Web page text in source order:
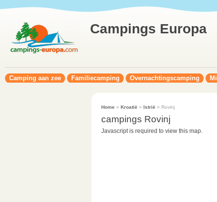
Campings Europa
Camping aan zee Familiecamping Overnachtingscamping
Home » Kroatië » Istrië » Rovinj
campings Rovinj
Javascript is required to view this map.